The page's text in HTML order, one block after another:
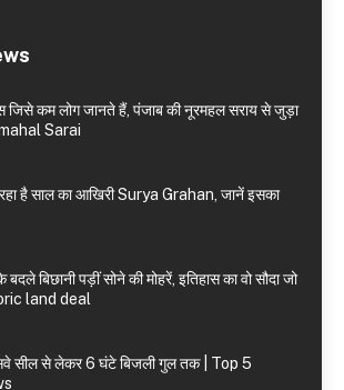
जिसे कम लोग जानते हैं, पंजाब की नूरमहल सराय से जुड़ा
Sarai
है साल का आखिरी Surya Grahan, जानें इसका
बिछानी पड़ीं सोने की मोहरें, इतिहास का वो सौदा जो
land deal
सील से लेकर 6 घंटे बिजली गुल तक | Top 5